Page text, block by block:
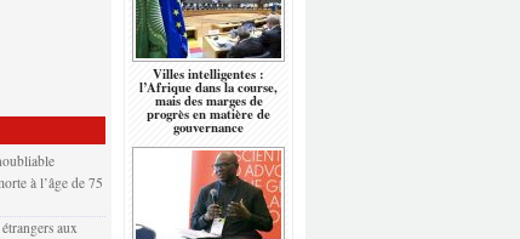
à l’âge de 75
aux
Villes intelligentes :
l’Afrique dans la course,
mais des marges de
progrès en matière de
gouvernance